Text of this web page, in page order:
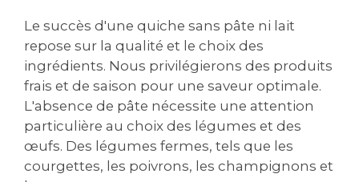
Le succès d'une quiche sans pâte ni lait
repose sur la qualité et le choix des
ingrédients. Nous privilégierons des produits
frais et de saison pour une saveur optimale.
L'absence de pâte nécessite une attention
particulière au choix des légumes et des
œufs. Des légumes fermes‚ tels que les
courgettes‚ les poivrons‚ les champignons et